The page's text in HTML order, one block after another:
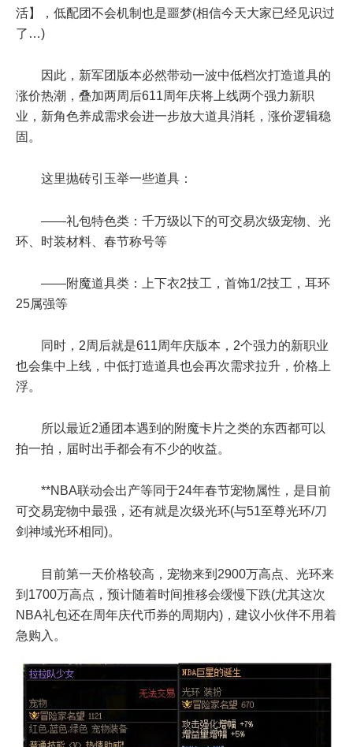
活】，低配团不会机制也是噩梦(相信今天大家已经见识过
了…)
因此，新军团版本必然带动一波中低档次打造道具的
涨价热潮，叠加两周后611周年庆将上线两个强力新职
业，新角色养成需求会进一步放大道具消耗，涨价逻辑稳
固。
这里抛砖引玉举一些道具：
——礼包特色类：千万级以下的可交易次级宠物、光
环、时装材料、春节称号等
——附魔道具类：上下衣2技工，首饰1/2技工，耳环
25属强等
同时，2周后就是611周年庆版本，2个强力的新职业
也会集中上线，中低打造道具也会再次需求拉升，价格上
浮。
所以最近2通团本遇到的附魔卡片之类的东西都可以
拍一拍，届时出手都会有不少的收益。
**NBA联动会出产等同于24年春节宠物属性，是目前
可交易宠物中最强，还有就是次级光环(与51至尊光环/刀
剑神域光环相同)。
目前第一天价格较高，宠物来到2900万高点、光环来
到1700万高点，预计随着时间推移会缓慢下跌(尤其这次
NBA礼包还在周年庆代币券的周期内)，建议小伙伴不用着
急购入。